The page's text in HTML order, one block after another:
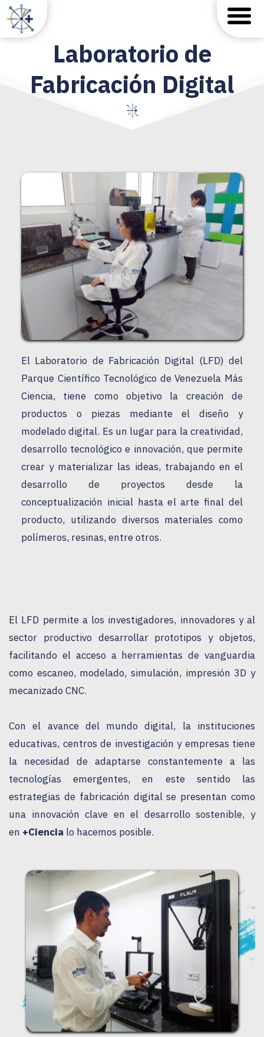
Fabricación Digital
El Laboratorio de Fabricación Digital (LFD) del
Parque Científico Tecnológico de Venezuela Más
Ciencia, tiene como objetivo la creación de
productos o piezas mediante el diseño y
modelado digital. Es un lugar para la creatividad,
desarrollo tecnológico e innovación, que permite
crear y materializar las ideas, trabajando en el
desarrollo de proyectos desde la
conceptualización inicial hasta el arte final del
producto, utilizando diversos materiales como
polímeros, resinas, entre otros.
El LFD permite a los investigadores, innovadores y al
sector productivo desarrollar prototipos y objetos,
facilitando el acceso a herramientas de vanguardia
como escaneo, modelado, simulación, impresión 3D y
mecanizado CNC.
Con el avance del mundo digital, la instituciones
educativas, centros de investigación y empresas tiene
la necesidad de adaptarse constantemente a las
tecnologías emergentes, en este sentido las
estrategias de fabricación digital se presentan como
una innovación clave en el desarrollo sostenible, y
en +Ciencia lo hacemos posible.